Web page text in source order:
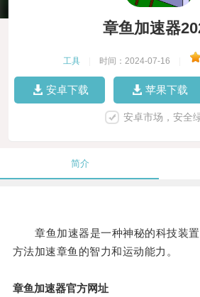
章鱼加速器
工具 时间：2024-07-16
安卓下载 苹果下载
安卓市场，安全
简介
章鱼加速器是一种神秘的科技装置
方法加速章鱼的智力和运动能力。
章鱼加速器官方网址